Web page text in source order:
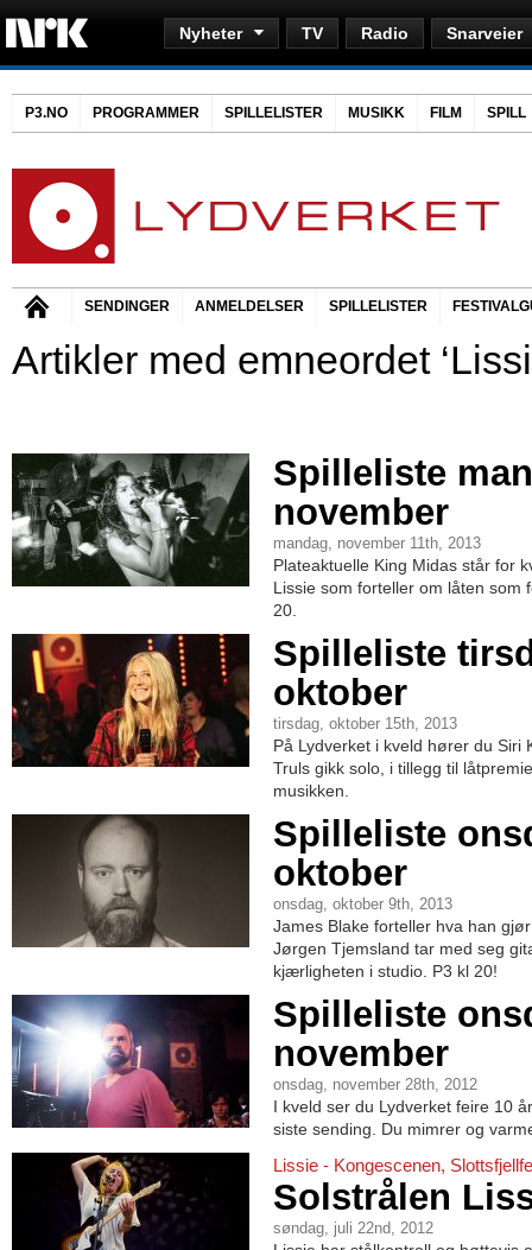
Nyheter TV Radio Snarveier
P3.NO PROGRAMMER SPILLELISTER MUSIKK FILM SPILL
SENDINGER ANMELDELSER SPILLELISTER
Artikler med emneordet
Spilleliste
november
mandag, november 11th, 2013
Plateaktuelle King Midas står for
Lissie som forteller om låten som
20.
Spilleliste
oktober
tirsdag, oktober 15th, 2013
På Lydverket i kveld hører du Siri
Truls gikk solo, i tillegg til
musikken.
Spilleliste
oktober
onsdag, oktober 9th, 2013
James Blake forteller hva han
Jørgen Tjemsland tar med seg
kjærligheten i studio. P3 kl 20!
Spilleliste
november
onsdag, november 28th, 2012
I kveld ser du Lydverket feire 10
siste sending. Du mimrer og
Lissie - Kongescenen,
Solstrålen
søndag, juli 22nd, 2012